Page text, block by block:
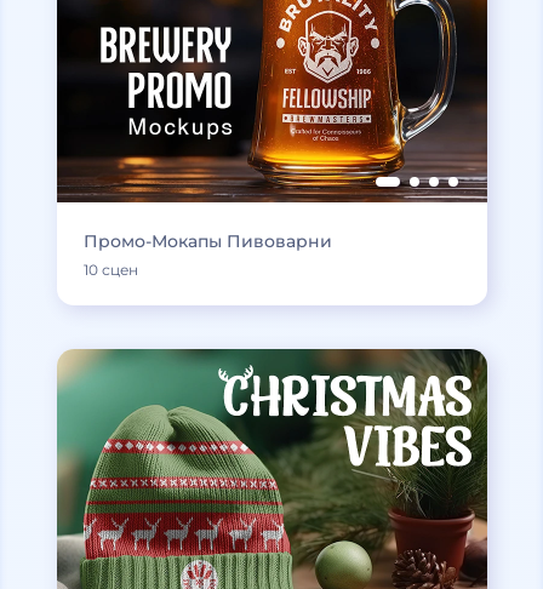
Промо-Мокапы Пивоварни
10 сцен